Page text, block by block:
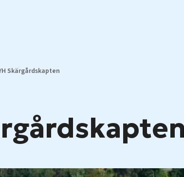
Skärgårdskapten